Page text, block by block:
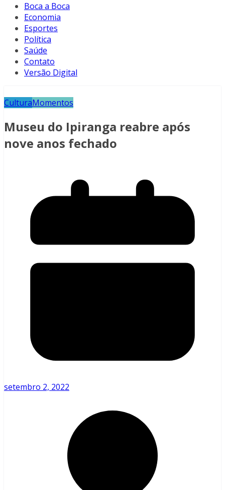
Boca a Boca
Economia
Esportes
Política
Saúde
Contato
Versão Digital
CulturaMomentos
Museu do Ipiranga reabre após
nove anos fechado
setembro 2, 2022